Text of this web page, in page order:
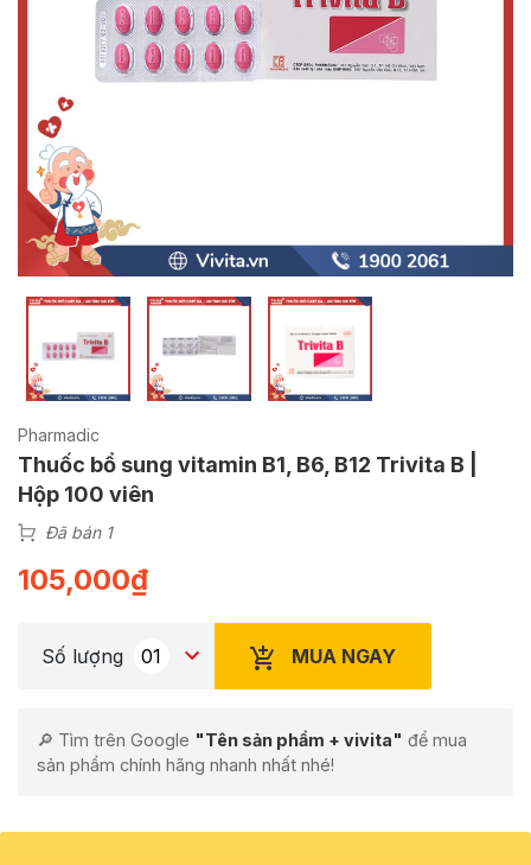
Pharmadic
Thuốc bổ sung vitamin B1, B6, B12 Trivita B |
Hộp 100 viên
Đã bán 1
105,000₫
Số lượng MUA NGAY
🔎 Tìm trên Google "Tên sản phẩm + vivita" để mua
sản phẩm chính hãng nhanh nhất nhé!